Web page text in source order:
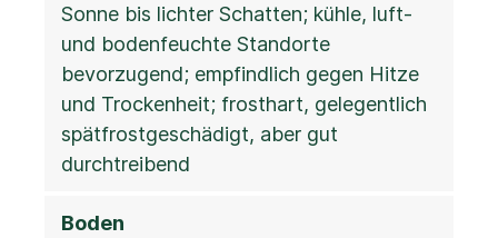
Sonne bis lichter Schatten; kühle, luft-
und bodenfeuchte Standorte
bevorzugend; empfindlich gegen Hitze
und Trockenheit; frosthart, gelegentlich
spätfrostgeschädigt, aber gut
durchtreibend
Boden